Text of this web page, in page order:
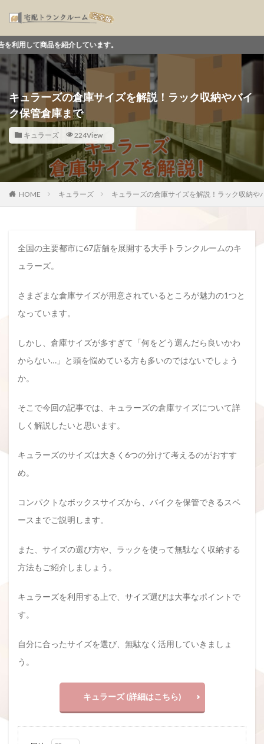
介しています。
キュラーズの倉庫サイズを解説！ラック収納やバイ
ク保管倉庫まで
キュラーズ 224View
HOME キュラーズ キュラーズの倉庫サイズを解説！ラック収納や
全国の主要都市に67店舗を展開する大手トランクルームのキ
ュラーズ。
さまざまな倉庫サイズが用意されているところが魅力の1つと
なっています。
しかし、倉庫サイズが多すぎて「何をどう選んだら良いかわ
からない…」と頭を悩めている方も多いのではないでしょう
か。
そこで今回の記事では、キュラーズの倉庫サイズについて詳
しく解説したいと思います。
キュラーズのサイズは大きく6つの分けて考えるのがおすす
め。
コンパクトなボックスサイズから、バイクを保管できるスペ
ースまでご説明します。
また、サイズの選び方や、ラックを使って無駄なく収納する
方法もご紹介しましょう。
キュラーズを利用する上で、サイズ選びは大事なポイントで
す。
自分に合ったサイズを選び、無駄なく活用していきましょ
う。
キュラーズ (詳細はこちら)